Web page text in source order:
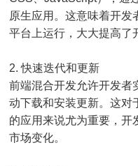
原生应用。这意味着开发
平台上运行，大大提高了
2. 快速迭代和更新
前端混合开发允许开发者
动下载和安装更新。这对
的应用来说尤为重要，开
市场变化。